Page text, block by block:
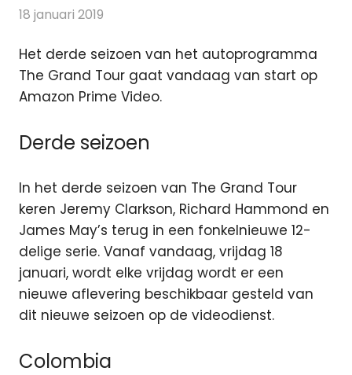
18 januari 2019
Het derde seizoen van het autoprogramma
The Grand Tour gaat vandaag van start op
Amazon Prime Video.
Derde seizoen
In het derde seizoen van The Grand Tour
keren Jeremy Clarkson, Richard Hammond en
James May’s terug in een fonkelnieuwe 12-
delige serie. Vanaf vandaag, vrijdag 18
januari, wordt elke vrijdag wordt er een
nieuwe aflevering beschikbaar gesteld van
dit nieuwe seizoen op de videodienst.
Colombia